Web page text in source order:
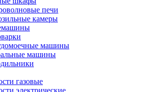
печи
камеры
машины
машины
газовые
электрические